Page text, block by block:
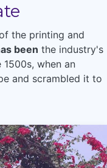
the printing and
been the industry's
when an
and scrambled it to